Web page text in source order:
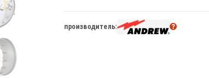
производитель: